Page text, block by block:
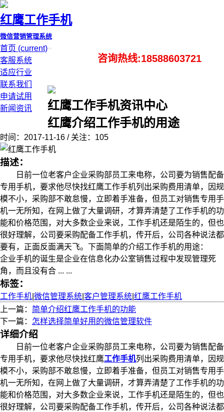
红鹰工作手机
微信营销管理系统
首页 (current)
客服系统
适应行业
联系我们
申请试用
新闻资讯
咨询热线:18588603721
红鹰工作手机资讯中心
红鹰介绍工作手机的用途
时间：2017-11-16 / 关注：105
描述：
日前一位老客户企业采购部员工来电称，公司要为销售配备
专用手机，要求他尽快找红鹰工作手机列出采购费用清单，因规
模不小，采购部不敢怠慢，立即着手准备，但员工对销售专用手
机一无所知，在网上做了大量调研，才算弄清楚了工作手机的功
能和价格范围，对大多数企业来说，工作手机还是陌生的，但也
很好理解，公司要采购配备工作手机，传开后，公司各种说法都
要有，正面反面满天飞。下面简单的介绍工作手机的用途：
企业手机的诞生是企业在信息化办公室销售过程中发现管理死
角，而且没有合 ... ...
标签：
工作手机 微信管理系统 客户管理系统 红鹰工作手机
上一篇： 简单介绍红鹰工作手机的功能
下一篇： 怎样选择简单好用的微信管理软件
详细介绍
日前一位老客户企业采购部员工来电称，公司要为销售配备
专用手机，要求他尽快找红鹰工作手机列出采购费用清单，因规
模不小，采购部不敢怠慢，立即着手准备，但员工对销售专用手
机一无所知，在网上做了大量调研，才算弄清楚了工作手机的功
能和价格范围，对大多数企业来说，工作手机还是陌生的，但也
很好理解，公司要采购配备工作手机，传开后，公司各种说法都